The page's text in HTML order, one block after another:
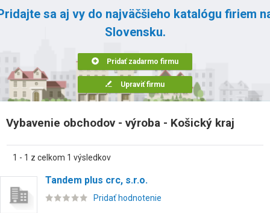
sa aj vy do najväčšieho katalógu firiem
Slovensku.
Pridať zadarmo firmu
Upraviť firmu
Vybavenie obchodov - výroba - Košický kraj
1 - 1 z celkom 1 výsledkov
Tandem plus crc, s.r.o.
Pridať hodnotenie